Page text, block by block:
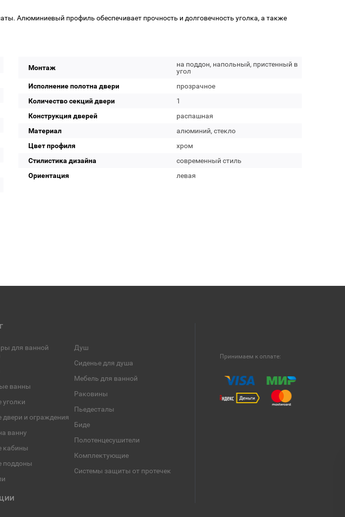
Алюминиевый профиль обеспечивает прочность и долговечность уголка, а также
Монтаж
на поддон, напольный, пристенный в
угол
Исполнение полотна двери
прозрачное
Количество секций двери
1
Конструкция дверей
распашная
Материал
алюминий, стекло
Цвет профиля
хром
Стилистика дизайна
современный стиль
Ориентация
левая
для ванной
ванны
и ограждения
ванну
кабины
поддоны
Душ
Сиденье для душа
Мебель для ванной
Раковины
Пьедесталы
Биде
Полотенцесушители
Комплектующие
Системы защиты от протечек
Принимаем к оплате: